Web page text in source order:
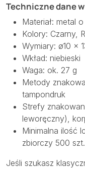
Techniczne dane
Materiał: metal
Kolory: Czarny,
Wymiary: ø10 ×
Wkład: niebieski
Waga: ok. 27 g
Metody
tampondruk
Strefy
leworęczny),
Minimalna ilość
zbiorczy 500 szt.
Jeśli szukasz